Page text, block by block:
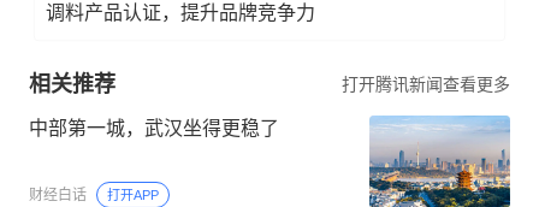
调料产品认证，提升品牌竞争力
相关推荐 打开腾讯新闻查看更多
中部第一城，武汉坐得更稳了
财经白话 打开APP